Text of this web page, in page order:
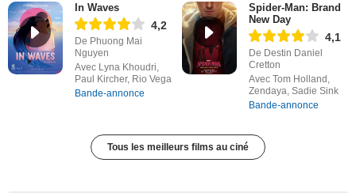
In Waves
4,2
De Phuong Mai
Nguyen
Avec Lyna Khoudri,
Paul Kircher, Rio Vega
Bande-annonce
Spider-Man: Brand
New Day
4,1
De Destin Daniel
Cretton
Avec Tom Holland,
Zendaya, Sadie Sink
Bande-annonce
Tous les meilleurs films au ciné